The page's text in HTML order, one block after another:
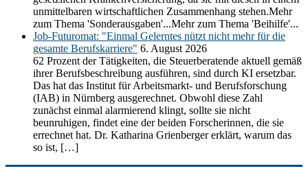
unmittelbaren wirtschaftlichen Zusammenhang stehen.Mehr
zum Thema 'Sonderausgaben'...Mehr zum Thema 'Beihilfe'...
Job-Futuromat: "Einmal Gelerntes nützt nicht mehr für die
gesamte Berufskarriere" 6. August 2026
62 Prozent der Tätigkeiten, die Steuerberatende aktuell gemäß
ihrer Berufsbeschreibung ausführen, sind durch KI ersetzbar.
Das hat das Institut für Arbeitsmarkt- und Berufsforschung
(IAB) in Nürnberg ausgerechnet. Obwohl diese Zahl
zunächst einmal alarmierend klingt, sollte sie nicht
beunruhigen, findet eine der beiden Forscherinnen, die sie
errechnet hat. Dr. Katharina Grienberger erklärt, warum das
so ist, […]